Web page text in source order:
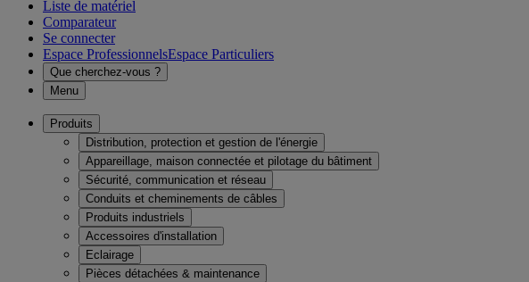
Liste de matériel
Comparateur
Se connecter
Espace ProfessionnelsEspace Particuliers
Que cherchez-vous ?
Menu
Produits
Distribution, protection et gestion de l'énergie
Appareillage, maison connectée et pilotage du bâtiment
Sécurité, communication et réseau
Conduits et cheminements de câbles
Produits industriels
Accessoires d'installation
Eclairage
Pièces détachées & maintenance